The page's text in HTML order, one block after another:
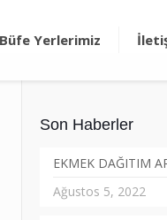
Büfe Yerlerimiz
Son Haberler
EKMEK DAĞITIM
Ağustos 5, 2022